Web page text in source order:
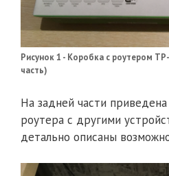
Рисунок 1 - Коробка с роутером
часть)
На задней части
роутера с другими
детально описаны